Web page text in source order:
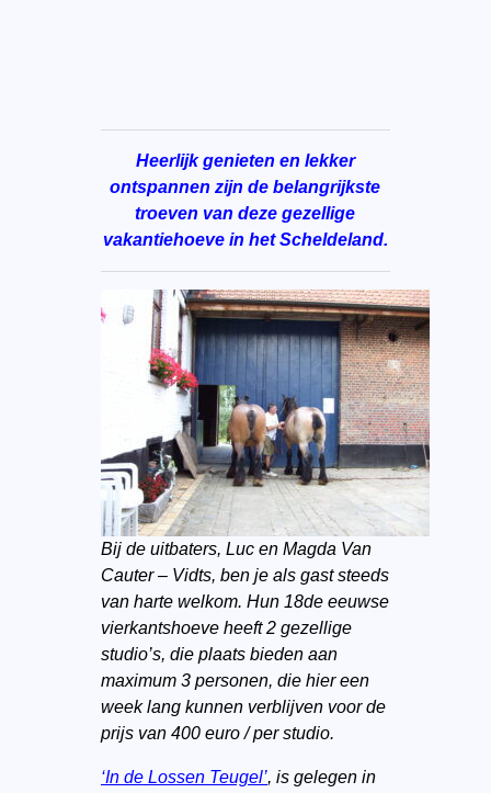
Heerlijk genieten en lekker
ontspannen zijn de belangrijkste
troeven van deze gezellige
vakantiehoeve in het Scheldeland.
Bij de uitbaters, Luc en Magda Van
Cauter – Vidts, ben je als gast steeds
van harte welkom. Hun 18de eeuwse
vierkantshoeve heeft 2 gezellige
studio’s, die plaats bieden aan
maximum 3 personen, die hier een
week lang kunnen verblijven voor de
prijs van 400 euro / per studio.
‘In de Lossen Teugel’, is gelegen in